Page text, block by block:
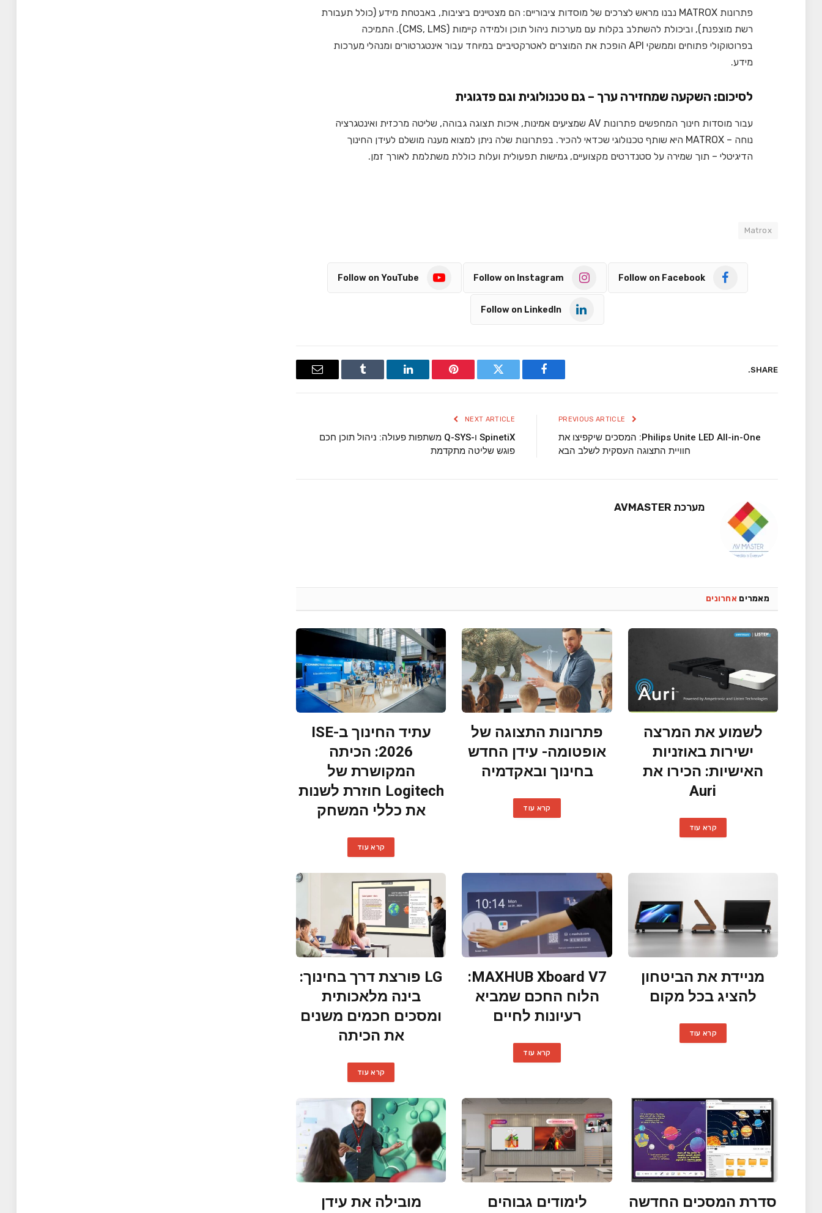
פתרונות MATROX נבנו מראש לצרכים של מוסדות ציבוריים: הם מצטיינים ביציבות, באבטחת מידע (כולל תעבורת
רשת מוצפנת), וביכולת להשתלב בקלות עם מערכות ניהול תוכן ולמידה קיימות (CMS, LMS). התמיכה
בפרוטוקולי פתוחים וממשקי API הופכת את המוצרים לאטרקטיביים במיוחד עבור אינטגרטורים ומנהלי מערכות
מידע.
לסיכום: השקעה שמחזירה ערך – גם טכנולוגית וגם פדגוגית
עבור מוסדות חינוך המחפשים פתרונות AV שמציעים אמינות, איכות תצוגה גבוהה, שליטה מרכזית ואינטגרציה
נוחה – MATROX היא שותף טכנולוגי שכדאי להכיר. בפתרונות שלה ניתן למצוא מענה מושלם לעידן החינוך
הדיגיטלי – תוך שמירה על סטנדרטים מקצועיים, גמישות תפעולית ועלות כוללת משתלמת לאורך זמן.
Matrox
Follow on Facebook
Follow on Instagram
Follow on YouTube
Follow on LinkedIn
SHARE.
Facebook
Twitter
Pinterest
LinkedIn
Tumblr
Email
‎Philips Unite LED All-in-One‎: המסכים שיקפיצו את
חוויית התצוגה העסקית לשלב הבא
NEXT ARTICLE
SpinetiX ו-Q-SYS משתפות פעולה: ניהול תוכן חכם
פוגש שליטה מתקדמת
מערכת AVMASTER
מאמרים אחרונים
לשמוע את המרצה
ישירות באוזניות
האישיות: הכירו את
Auri
קרא עוד
פתרונות התצוגה של
אופטומה- עידן החדש
בחינוך ובאקדמיה
קרא עוד
עתיד החינוך ב-ISE
2026: הכיתה
המקושרת של
Logitech חוזרת לשנות
את כללי המשחק
קרא עוד
מניידת את הביטחון
להציג בכל מקום
קרא עוד
MAXHUB Xboard V7:
הלוח החכם שמביא
רעיונות לחיים
קרא עוד
LG פורצת דרך בחינוך:
בינה מלאכותית
ומסכים חכמים משנים
את הכיתה
קרא עוד
סדרת המסכים החדשה לימודים גבוהים מובילה את עידן